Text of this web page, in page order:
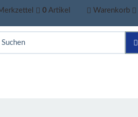
0 Artikel Warenkorb